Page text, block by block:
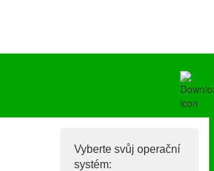
Vyberte svůj operační
systém: